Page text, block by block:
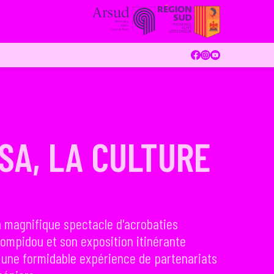
LA CULTURE
magnifique spectacle d'acrobaties
et son exposition itinérante
formidable expérience de partenariats